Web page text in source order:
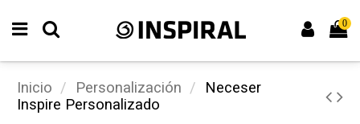
0
Inicio Personalización
Neceser
Inspire Personalizado